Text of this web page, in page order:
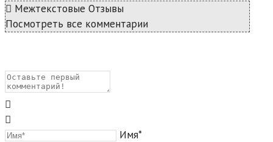
Межтекстовые Отзывы
Посмотреть все комментарии
Имя*